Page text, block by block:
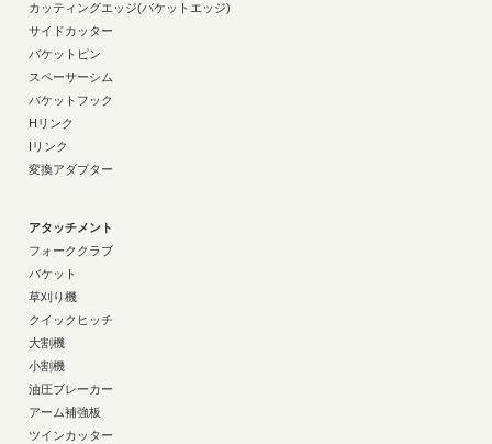
カッティングエッジ(バケットエッジ)
サイドカッター
バケットピン
スペーサーシム
バケットフック
Hリンク
Iリンク
変換アダプター
アタッチメント
フォーククラブ
バケット
草刈り機
クイックヒッチ
大割機
小割機
油圧ブレーカー
アーム補強板
ツインカッター